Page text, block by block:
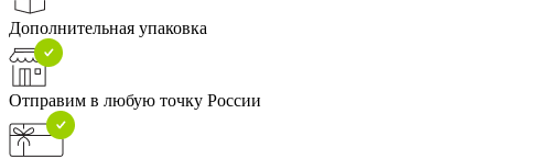
Дополнительная упаковка
Отправим в любую точку России